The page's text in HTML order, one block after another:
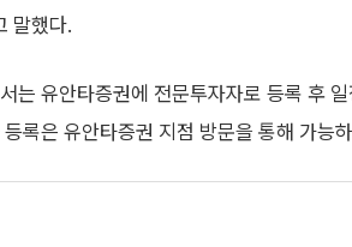
말했다.
는 유안타증권에 전문투자자로 등록 후
록은 유안타증권 지점 방문을 통해 가능